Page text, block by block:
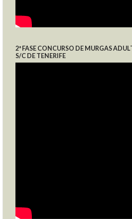
2ª FASE CONCURSO DE MURGAS
S/C DE TENERIFE